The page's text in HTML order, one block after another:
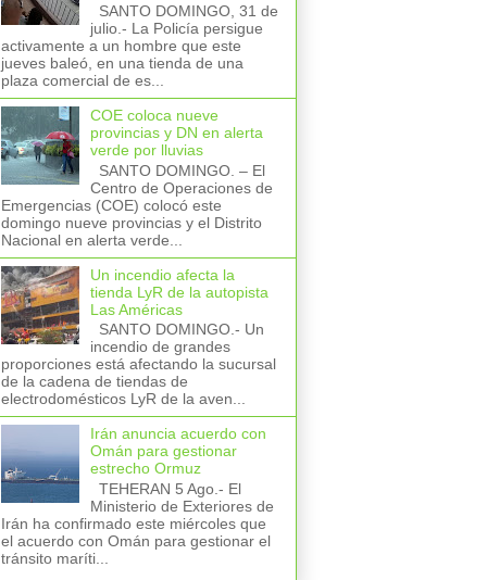
SANTO DOMINGO, 31 de
julio.- La Policía persigue
activamente a un hombre que este
jueves baleó, en una tienda de una
plaza comercial de es...
COE coloca nueve
provincias y DN en alerta
verde por lluvias
SANTO DOMINGO. – El
Centro de Operaciones de
Emergencias (COE) colocó este
domingo nueve provincias y el Distrito
Nacional en alerta verde...
Un incendio afecta la
tienda LyR de la autopista
Las Américas
SANTO DOMINGO.- Un
incendio de grandes
proporciones está afectando la sucursal
de la cadena de tiendas de
electrodomésticos LyR de la aven...
Irán anuncia acuerdo con
Omán para gestionar
estrecho Ormuz
TEHERAN 5 Ago.- El
Ministerio de Exteriores de
Irán ha confirmado este miércoles que
el acuerdo con Omán para gestionar el
tránsito maríti...